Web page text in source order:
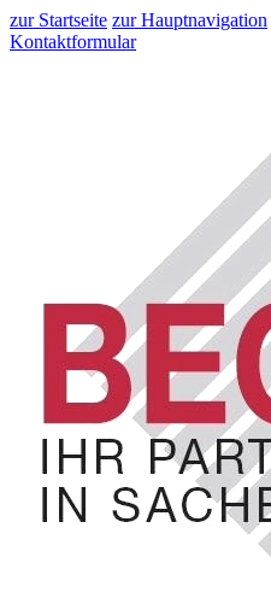
zur Startseite zur Hauptnavigation
Kontaktformular